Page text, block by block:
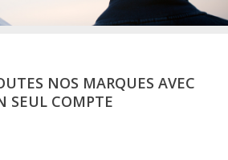
NOS MARQUES AVEC
SEUL COMPTE